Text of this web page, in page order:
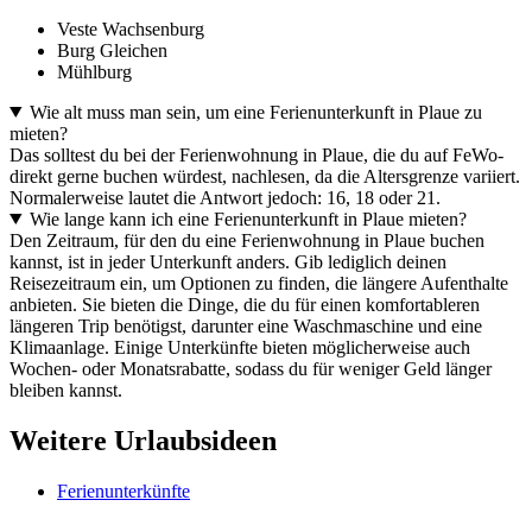
Veste Wachsenburg
Burg Gleichen
Mühlburg
Wie alt muss man sein, um eine Ferienunterkunft in Plaue zu
mieten?
Das solltest du bei der Ferienwohnung in Plaue, die du auf FeWo-
direkt gerne buchen würdest, nachlesen, da die Altersgrenze variiert.
Normalerweise lautet die Antwort jedoch: 16, 18 oder 21.
Wie lange kann ich eine Ferienunterkunft in Plaue mieten?
Den Zeitraum, für den du eine Ferienwohnung in Plaue buchen
kannst, ist in jeder Unterkunft anders. Gib lediglich deinen
Reisezeitraum ein, um Optionen zu finden, die längere Aufenthalte
anbieten. Sie bieten die Dinge, die du für einen komfortableren
längeren Trip benötigst, darunter eine Waschmaschine und eine
Klimaanlage. Einige Unterkünfte bieten möglicherweise auch
Wochen- oder Monatsrabatte, sodass du für weniger Geld länger
bleiben kannst.
Weitere Urlaubsideen
Ferienunterkünfte